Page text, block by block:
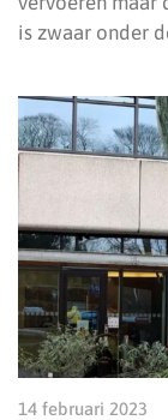
is zwaar onder
14 februari 2023